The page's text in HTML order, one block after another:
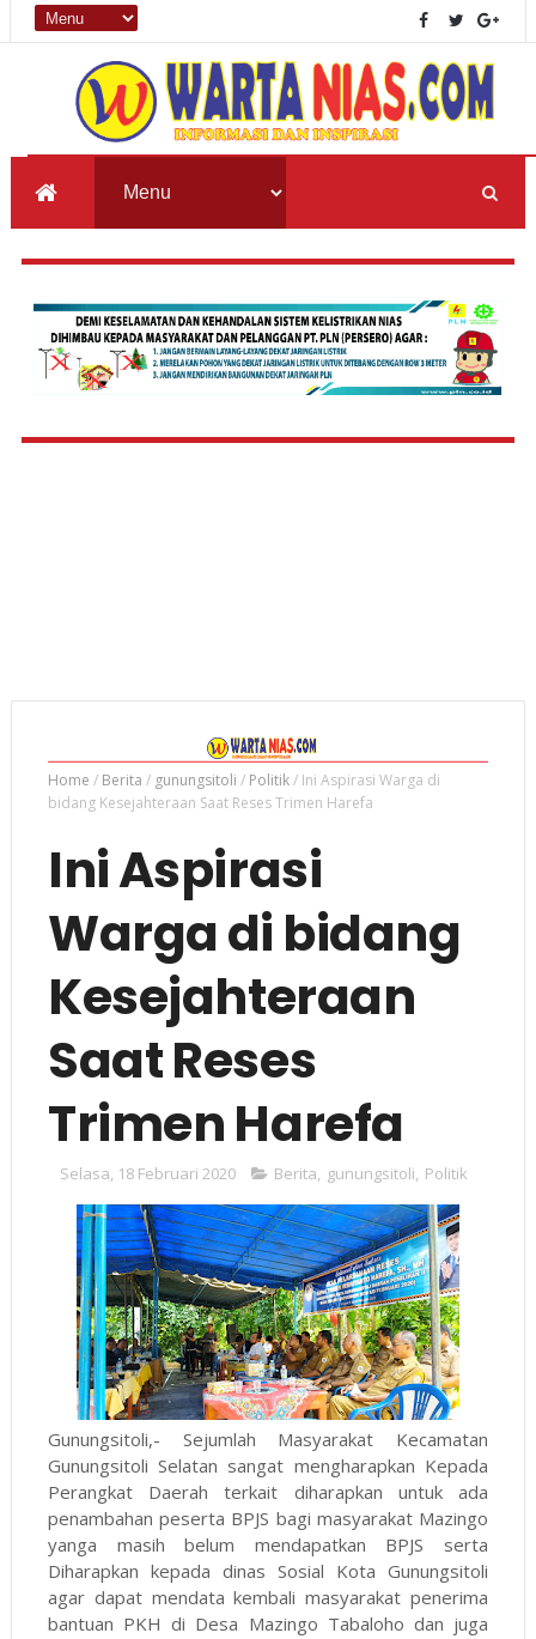
Home / Berita / gunungsitoli / Politik/ Ini Aspirasi Warga di
bidang Kesejahteraan Saat Reses Trimen Harefa
Ini Aspirasi
Warga di bidang
Kesejahteraan
Saat Reses
Trimen Harefa
Selasa, 18 Februari 2020 Berita, gunungsitoli, Politik
Gunungsitoli,- Sejumlah Masyarakat Kecamatan
Gunungsitoli Selatan sangat mengharapkan Kepada
Perangkat Daerah terkait diharapkan untuk ada
penambahan peserta BPJS bagi masyarakat Mazingo
yanga masih belum mendapatkan BPJS serta
Diharapkan kepada dinas Sosial Kota Gunungsitoli
agar dapat mendata kembali masyarakat penerima
bantuan PKH di Desa Mazingo Tabaloho dan juga